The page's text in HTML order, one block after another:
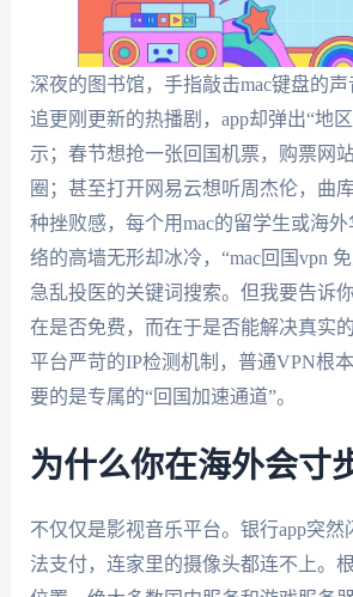
深夜的图书馆，手指敲击mac键盘的
追更刚更新的热播剧，app却弹出“地
示；春节想抢一张回国机票，购票网
圈；甚至打开网易云想听周杰伦，曲
种挫败感，每个用mac的留学生或海
络的高墙无形却冰冷，“mac回国vpn
急乱投医的关键词搜索。但我要告诉
在是否免费，而在于是否能解决真实
平台严苛的IP检测机制，普通VPN根
要的是专属的“回国加速通道”。
为什么你在海外会寸
不仅仅是影视音乐平台。银行app突然
法支付，连家里的摄像头都连不上。